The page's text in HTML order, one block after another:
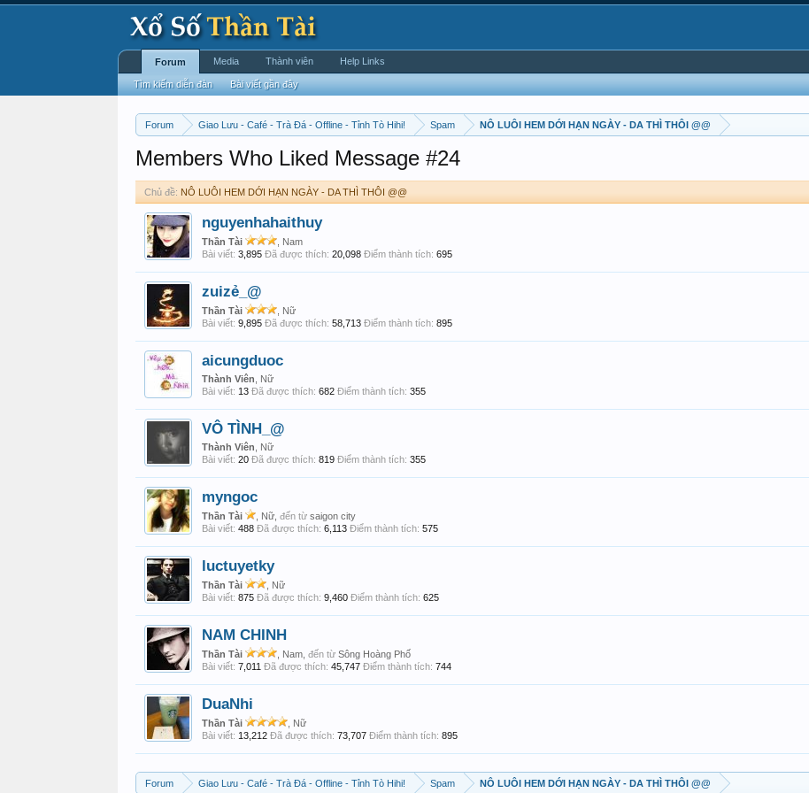
Forum Giao Lưu - Café - Trà Đá - Offline - Tỉnh Tò Hihi! Spam NÔ LUÔI HEM DỚI HẠN NGÀY - DA THÌ THÔI @@
Members Who Liked Message #24
Chủ đề: NÔ LUÔI HEM DỚI HẠN NGÀY - DA THÌ THÔI @@
nguyenhahaithuy
Thần Tài
, Nam
Bài viết: 3,895 Đã được thích: 20,098 Điểm thành tích: 695
zuizẻ_@
Thần Tài
, Nữ
Bài viết: 9,895 Đã được thích: 58,713 Điểm thành tích: 895
aicungduoc
Thành Viên , Nữ
Bài viết: 13 Đã được thích: 682 Điểm thành tích: 355
VÔ TÌNH_@
Thành Viên , Nữ
Bài viết: 20 Đã được thích: 819 Điểm thành tích: 355
myngoc
Thần Tài , Nữ, đến từ saigon city
Bài viết: 488 Đã được thích: 6,113 Điểm thành tích: 575
luctuyetky
Thần Tài
, Nữ
Bài viết: 875 Đã được thích: 9,460 Điểm thành tích: 625
NAM CHINH
Thần Tài , Nam, đến từ Sông Hoàng Phố
Bài viết: 7,011 Đã được thích: 45,747 Điểm thành tích: 744
DuaNhi
Thần Tài
, Nữ
Bài viết: 13,212 Đã được thích: 73,707 Điểm thành tích: 895
Forum Giao Lưu - Café - Trà Đá - Offline - Tỉnh Tò Hihi! Spam NÔ LUÔI HEM DỚI HẠN NGÀY - DA THÌ THÔI @@
Forum
Tìm kiếm diễn đàn Bài viết gần đây
Media Thành viên Help Links